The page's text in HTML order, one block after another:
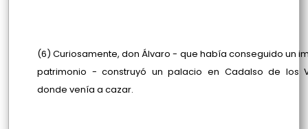
(6) Curiosamente, don Álvaro - que había conseguido un
patrimonio - construyó un palacio en Cadalso de los
donde venía a cazar.